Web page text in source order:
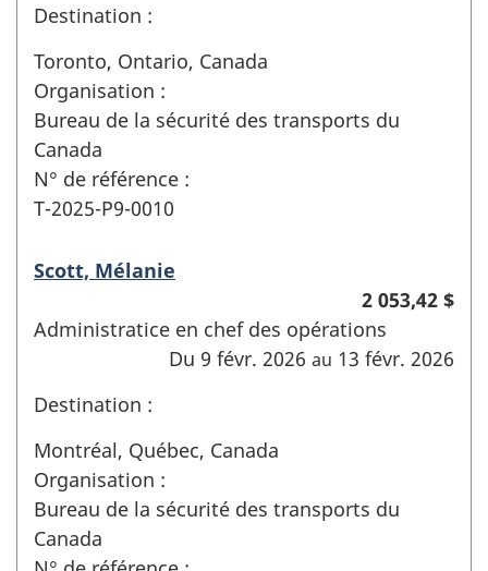
Destination :
Toronto, Ontario, Canada
Organisation :
Bureau de la sécurité des transports du
Canada
N° de référence :
T-2025-P9-0010
Scott, Mélanie
2 053,42 $
Administratice en chef des opérations
Du 9 févr. 2026 au 13 févr. 2026
Destination :
Montréal, Québec, Canada
Organisation :
Bureau de la sécurité des transports du
Canada